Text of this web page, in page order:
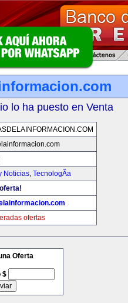
lo ha puesto en Venta
Noticias, TecnologÃ­a
ofertas
Oferta
$